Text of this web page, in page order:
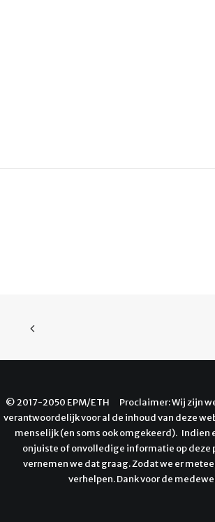
© 2017-2050 EPM/ETH Proclaimer: Wij zijn
verantwoordelijk voor al de inhoud van deze
menselijk (en soms ook omgekeerd). Indien
onjuiste of onvolledige informatie op deze
vernemen we dat graag. Zodat we er
verhelpen. Dank voor de